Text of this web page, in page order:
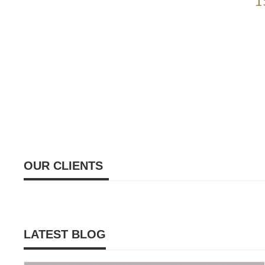
OUR CLIENTS
LATEST BLOG